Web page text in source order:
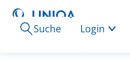
Suche Login